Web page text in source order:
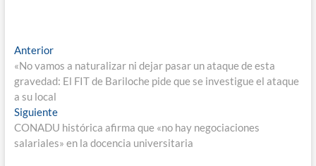
Navegación
de
entradas
AnteriorEntrada
anterior:
«No vamos a naturalizar ni dejar pasar un ataque de esta
gravedad: El FIT de Bariloche pide que se investigue el ataque
a su local
SiguienteEntrada
siguiente:
CONADU histórica afirma que «no hay negociaciones
salariales» en la docencia universitaria